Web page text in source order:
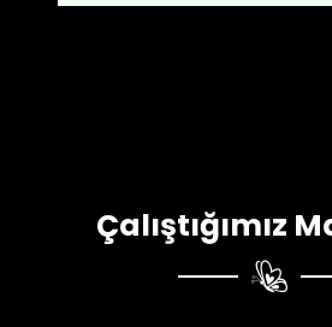
Çalıştığımız